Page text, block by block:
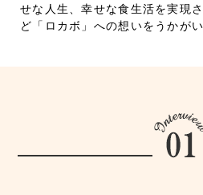
せな人生、幸せな食生活を実現
ど「ロカボ」への想いをうかがい